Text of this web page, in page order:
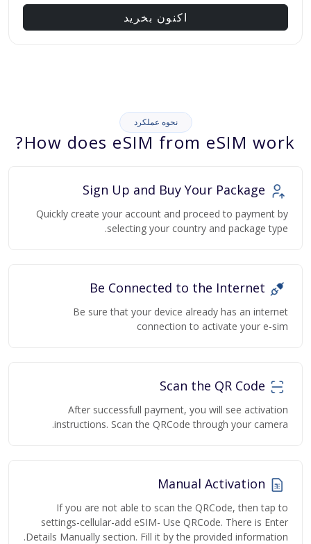
اکنون بخرید
نحوه عملکرد
How does eSIM from eSIM work?
Quickly create your account and proceed to payment by
selecting your country and package type.
Be sure that your device already has an internet
connection to activate your e-sim
After successfull payment, you will see activation
instructions. Scan the QRCode through your camera.
If you are not able to scan the QRCode, then tap to
settings-cellular-add eSIM- Use QRCode. There is Enter
Details Manually section. Fill it by the provided information.